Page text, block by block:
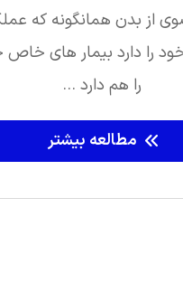
از بدن همانگونه که
را دارد بیمار های خاص
را هم دارد ...
مطالعه بیشتر